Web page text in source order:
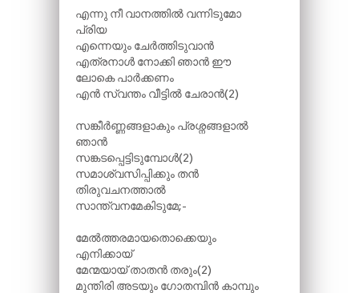
എന്നു നീ വാനത്തിൽ വന്നിടുമോ
പ്രിയ
എന്നെയും ചേർത്തിടുവാൻ
എത്രനാൾ നോക്കി ഞാൻ ഈ
ലോകെ പാർക്കണം
എൻ സ്വന്തം വീട്ടിൽ ചേരാൻ(2)
സങ്കീർണ്ണങ്ങളാകും പ്രശ്നങ്ങളാൽ
ഞാൻ
സങ്കടപ്പെട്ടിടുമ്പോൾ(2)
സമാശ്വസിപ്പിക്കും തൻ
തിരുവചനത്താൽ
സാന്ത്വനമേകിടുമേ;-
മേൽത്തരമായതൊക്കെയും
എനിക്കായ്
മേന്മയായ് താതൻ തരും(2)
മുന്തിരി അടയും ഗോതമ്പിൻ കാമ്പും